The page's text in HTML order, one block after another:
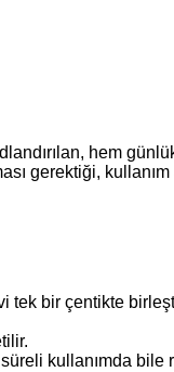
hem
gerektiği,
tek bir çentikte
kullanımda bile